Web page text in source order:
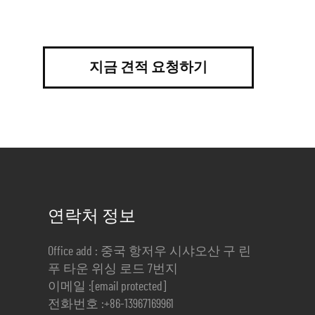
지금 견적 요청하기
연락처 정보
Office add : 중국 항저우 시샤오산 구 린
푸 타운 위싱 로드 7번지
이메일 : [email protected]
전화번호 :+86-13967169961